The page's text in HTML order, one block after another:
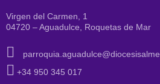
Virgen del Carmen, 1
04720 – Aguadulce, Roquetas de Mar
+34 950 345 017